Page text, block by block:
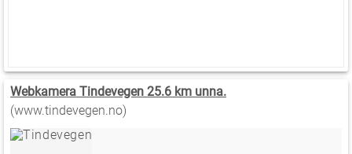
Webkamera Tindevegen 25.6 km unna.
(www.tindevegen.no)